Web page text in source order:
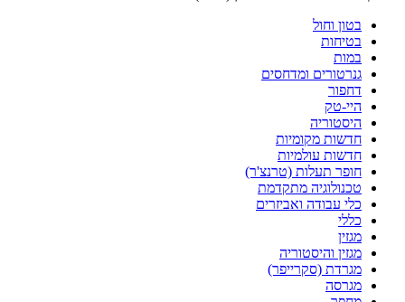
בטון וחול
בטיחות
במות
גנרטורים ומדחסים
דחפור
היי-טק
היסטוריה
חדשות מקומיות
חדשות עולמיות
חופר תעלות (טרנצ'ר)
טכנולוגיה מתקדמת
כלי עבודה ואביזרים
כללי
מגזין
מגזין והיסטוריה
מגרדת (סקרייפר)
מגרסה